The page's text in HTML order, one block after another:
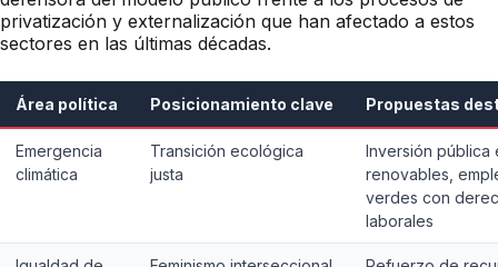
privatización y externalización que han afectado a estos
sectores en las últimas décadas.
Área política Posicionamiento clave Propuestas
Emergencia
climática
Transición ecológica
justa
Inversión pública
renovables,
verdes con
laborales